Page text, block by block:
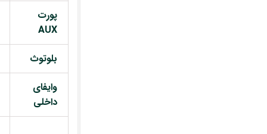
پورت
AUX
بلوتوث
وایفای
داخلی